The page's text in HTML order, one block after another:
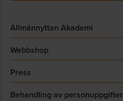
Allmännyttan Akademi
Webbshop
Press
Behandling av personuppgifter